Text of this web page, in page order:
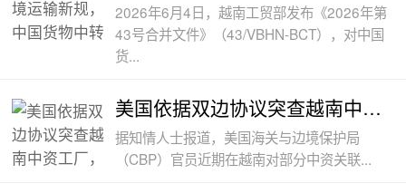
2026年6月4日，越南工贸部发布《2026年第
43号合并文件》（43/VBHN-BCT），对中国
货...
美国依据双边协议突查越南中资工厂，三
据知情人士报道，美国海关与边境保护局
（CBP）官员近期在越南对部分中资关联...